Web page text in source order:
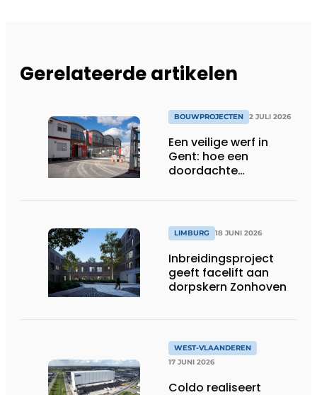
Gerelateerde artikelen
BOUWPROJECTEN 2 JULI 2026
Een veilige werf in
Gent: hoe een
doordachte
LIMBURG 18 JUNI 2026
Inbreidingsproject
geeft facelift aan
dorpskern Zonhoven
WEST-VLAANDEREN
17 JUNI 2026
Coldo realiseert